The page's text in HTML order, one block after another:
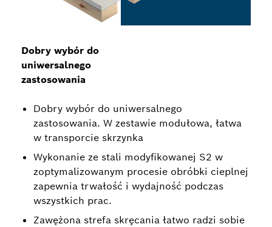
Dobry wybór do
uniwersalnego
zastosowania
Dobry wybór do uniwersalnego
zastosowania. W zestawie modułowa, łatwa
w transporcie skrzynka
Wykonanie ze stali modyfikowanej S2 w
zoptymalizowanym procesie obróbki cieplnej
zapewnia trwałość i wydajność podczas
wszystkich prac.
Zawężona strefa skręcania łatwo radzi sobie